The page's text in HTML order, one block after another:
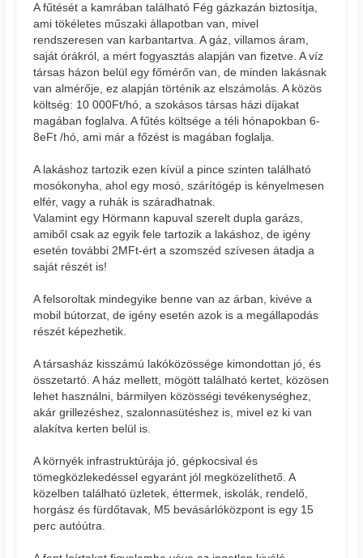
A fűtését a kamrában található Fég gázkazán biztosítja,
ami tökéletes műszaki állapotban van, mivel
rendszeresen van karbantartva. A gáz, villamos áram,
saját órákról, a mért fogyasztás alapján van fizetve. A víz
társas házon belül egy főmérőn van, de minden lakásnak
van almérője, ez alapján történik az elszámolás. A közös
költség: 10 000Ft/hó, a szokásos társas házi díjakat
magában foglalva. A fűtés költsége a téli hónapokban 6-
8eFt /hó, ami már a főzést is magában foglalja.
A lakáshoz tartozik ezen kívül a pince szinten található
mosókonyha, ahol egy mosó, szárítógép is kényelmesen
elfér, vagy a ruhák is száradhatnak.
Valamint egy Hörmann kapuval szerelt dupla garázs,
amiből csak az egyik fele tartozik a lakáshoz, de igény
esetén további 2MFt-ért a szomszéd szívesen átadja a
saját részét is!
A felsoroltak mindegyike benne van az árban, kivéve a
mobil bútorzat, de igény esetén azok is a megállapodás
részét képezhetik.
A társasház kisszámú lakóközössége kimondottan jó, és
összetartó. A ház mellett, mögött található kertet, közösen
lehet használni, bármilyen közösségi tevékenységhez,
akár grillezéshez, szalonnasütéshez is, mivel ez ki van
alakítva kerten belül is.
A környék infrastruktúrája jó, gépkocsival és
tömegközlekedéssel egyaránt jól megközelíthető. A
közelben található üzletek, éttermek, iskolák, rendelő,
horgász és fürdőtavak, M5 bevásárlóközpont is egy 15
perc autóútra.